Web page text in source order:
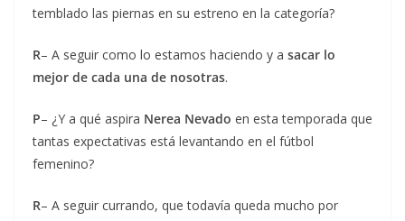
temblado las piernas en su estreno en la categoría?
R– A seguir como lo estamos haciendo y a sacar lo
mejor de cada una de nosotras.
P– ¿Y a qué aspira Nerea Nevado en esta temporada que
tantas expectativas está levantando en el fútbol
femenino?
R– A seguir currando, que todavía queda mucho por